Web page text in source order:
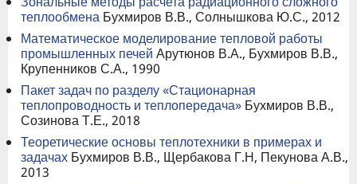
теплообмена Бухмиров В.В., Солнышкова Ю.С., 2012
Математическое моделирование тепловой работы
промышленных печей Арутюнов В.А., Бухмиров В.В.,
Крупенников С.А., 1990
Пакет задач по разделу «Стационарная
теплопроводность и теплопередача» Бухмиров В.В.,
Созинова Т.Е., 2018
Теоретические основы теплотехники в примерах и
задачах Бухмиров В.В., Щербакова Г.Н, Пекунова А.В.,
2013